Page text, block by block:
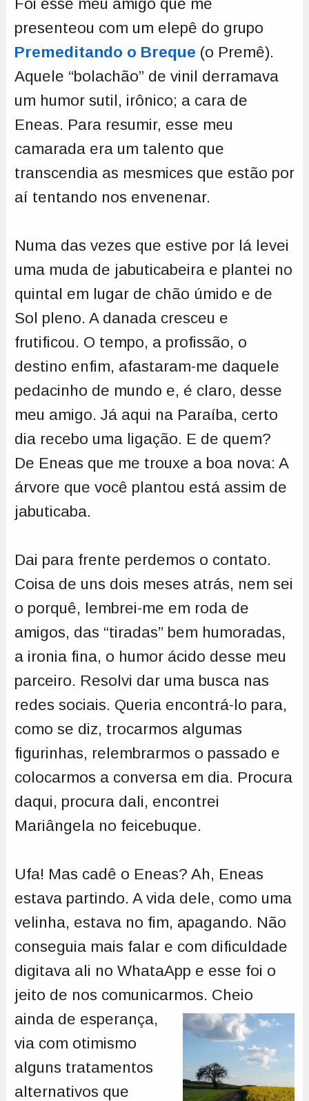
Foi esse meu amigo que me
presenteou com um elepê do grupo
Premeditando o Breque (o Premê).
Aquele “bolachão” de vinil derramava
um humor sutil, irônico; a cara de
Eneas. Para resumir, esse meu
camarada era um talento que
transcendia as mesmices que estão por
aí tentando nos envenenar.
Numa das vezes que estive por lá levei
uma muda de jabuticabeira e plantei no
quintal em lugar de chão úmido e de
Sol pleno. A danada cresceu e
frutificou. O tempo, a profissão, o
destino enfim, afastaram-me daquele
pedacinho de mundo e, é claro, desse
meu amigo. Já aqui na Paraíba, certo
dia recebo uma ligação. E de quem?
De Eneas que me trouxe a boa nova: A
árvore que você plantou está assim de
jabuticaba.
Dai para frente perdemos o contato.
Coisa de uns dois meses atrás, nem sei
o porquê, lembrei-me em roda de
amigos, das “tiradas” bem humoradas,
a ironia fina, o humor ácido desse meu
parceiro. Resolvi dar uma busca nas
redes sociais. Queria encontrá-lo para,
como se diz, trocarmos algumas
figurinhas, relembrarmos o passado e
colocarmos a conversa em dia. Procura
daqui, procura dali, encontrei
Mariângela no feicebuque.
Ufa! Mas cadê o Eneas? Ah, Eneas
estava partindo. A vida dele, como uma
velinha, estava no fim, apagando. Não
conseguia mais falar e com dificuldade
digitava ali no WhataApp e esse foi o
jeito de nos comunicarmos. Cheio
ainda de esperança,
via com otimismo
alguns tratamentos
alternativos que